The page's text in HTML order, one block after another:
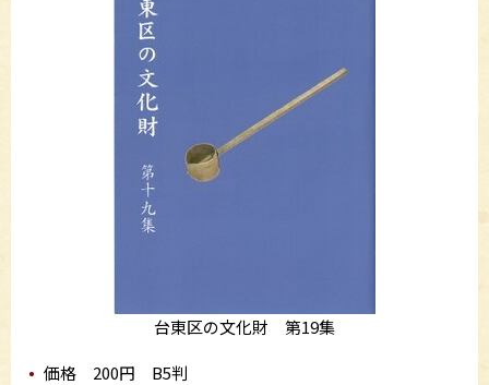
台東区の文化財 第19集
価格 200円 B5判